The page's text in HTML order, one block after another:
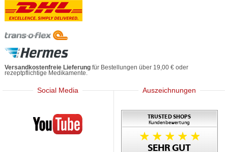
Versandkostenfreie Lieferung für Bestellungen über 19,00 € oder
rezeptpflichtige Medikamente.
Social Media
Mediherz
Auszeichnungen